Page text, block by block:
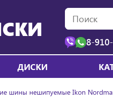
8-
ДИСКИ
шины нешипуемые Ikon